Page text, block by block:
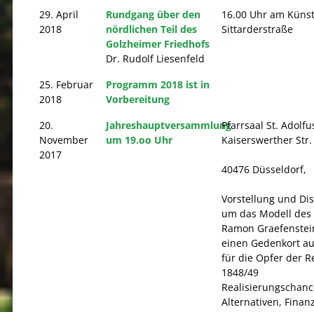
29. April
2018
Rundgang über den
nördlichen Teil des
Golzheimer Friedhofs
Dr. Rudolf Liesenfeld
16.00 Uhr am
Sittarderstraße
25. Februar
2018
Programm 2018 ist in
Vorbereitung
20.
November
2017
Jahreshauptversammlung
um 19.oo Uhr
Pfarrsaal St.
Kaiserswerther Str.
40476 Düsseldorf,
Vorstellung und
um das Modell
Ramon
einen Gedenkort
für die Opfer der
1848/49
Alternativen,